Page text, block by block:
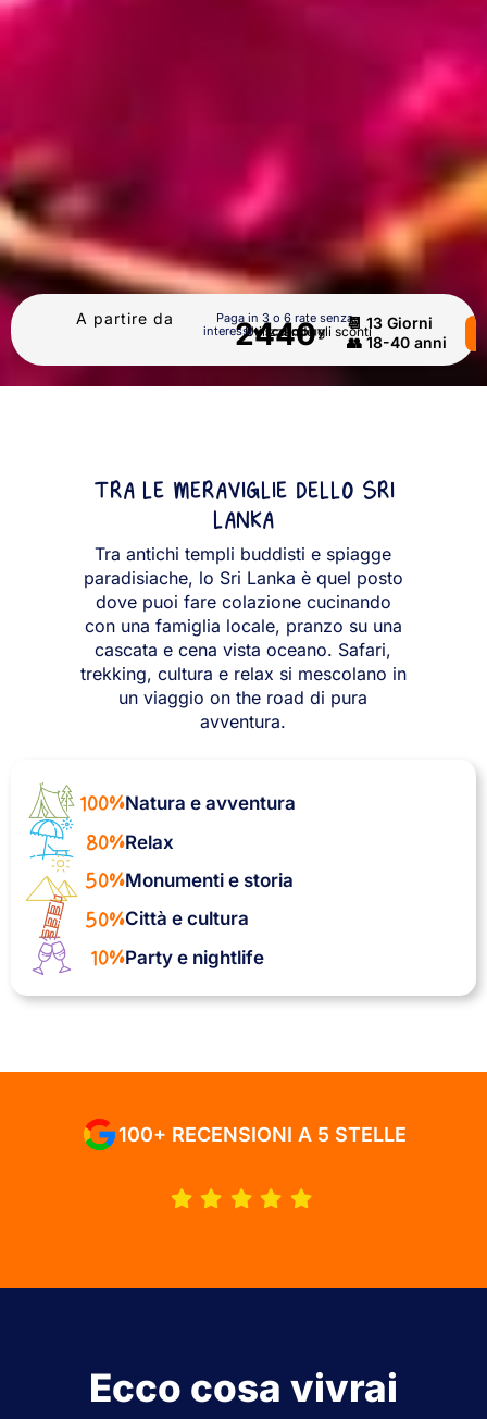
TRA LE MERAVIGLIE DELLO SRI
LANKA
Tra antichi templi buddisti e spiagge
paradisiache, lo Sri Lanka è quel posto
dove puoi fare colazione cucinando
con una famiglia locale, pranzo su una
cascata e cena vista oceano. Safari,
trekking, cultura e relax si mescolano in
un viaggio on the road di pura
avventura.
100%Natura e avventura
80%Relax
50%Monumenti e storia
50%Città e cultura
10%Party e nightlife
A partire da 2440
Utilizzando gli sconti
Paga in 3 o 6 rate senza
interessi
📆 13 Giorni
👥 18-40 anni
100+ RECENSIONI A 5 STELLE
Ecco cosa vivrai